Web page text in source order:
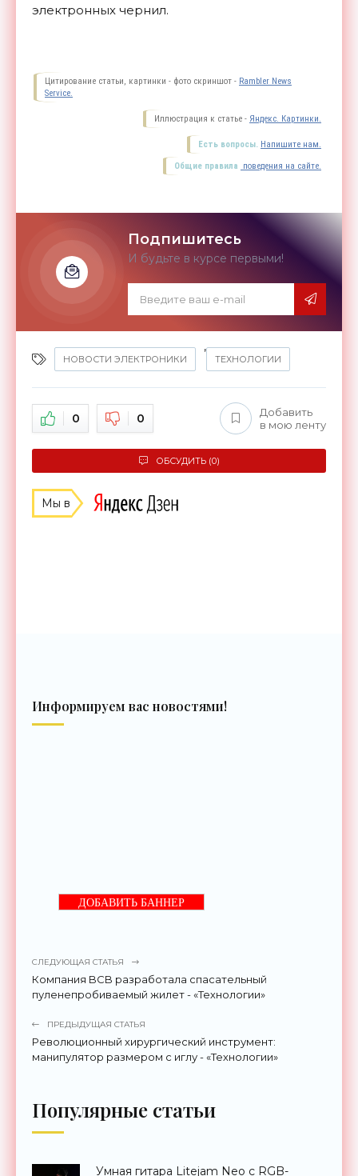
электронных чернил.
Цитирование статьи, картинки - фото скриншот - Rambler News
Service.
Иллюстрация к статье - Яндекс. Картинки.
Есть вопросы. Напишите нам.
Общие правила поведения на сайте.
Подпишитесь
И будьте в курсе первыми!
НОВОСТИ ЭЛЕКТРОНИКИ
,
ТЕХНОЛОГИИ
0 0
Добавить
в мою ленту
ОБСУДИТЬ (0)
Мы в
Информируем вас новостями!
ДОБАВИТЬ БАННЕР
СЛЕДУЮЩАЯ СТАТЬЯ
Компания BCB разработала спасательный
пуленепробиваемый жилет - «Технологии»
ПРЕДЫДУЩАЯ СТАТЬЯ
Революционный хирургический инструмент:
манипулятор размером с иглу - «Технологии»
Популярные статьи
Умная гитара Litejam Neo с RGB-